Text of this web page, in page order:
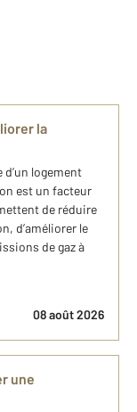
la
logement
est un facteur
de réduire
d’améliorer le
de gaz à
08 août 2026
une